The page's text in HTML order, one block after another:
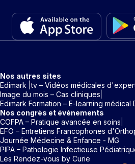
Nos autres sites
Edimark |tv – Vidéos médicales
Image du mois – Cas cliniques
Edimark Formation – E-learning médical
Nos congrès et événements
COFPA – Pratique avancée en soins
EFO – Entretiens Francophones
Journée Médecine & Enfance - MG
PIPA – Pathologie Infectieuse
Les Rendez-vous by Curie